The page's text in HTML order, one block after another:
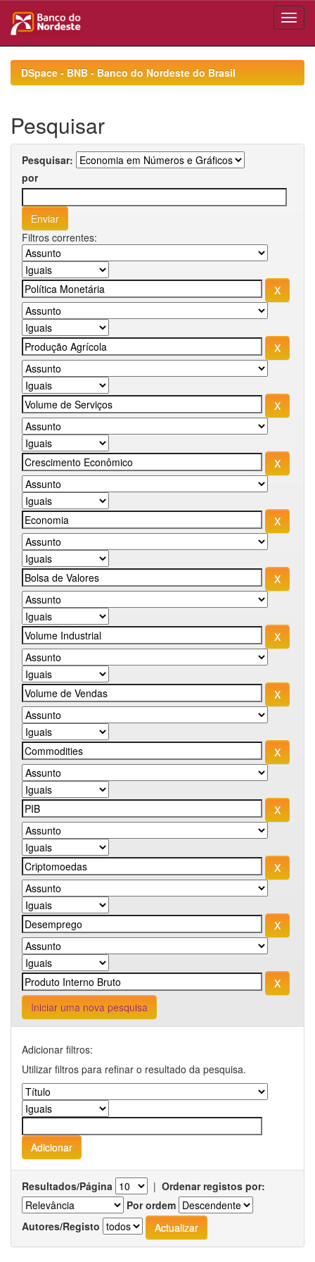
navigationDSpace - BNB - Banco do Nordeste do Brasil
Pesquisar
Pesquisar:
por
Filtros correntes:
Iniciar uma nova pesquisa
Adicionar filtros:
Utilizar filtros para refinar o resultado da pesquisa.
Resultados/Página | Ordenar registos por:
Por ordem
Autores/Registo